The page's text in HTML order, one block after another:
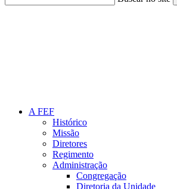
A FEF
Histórico
Missão
Diretores
Regimento
Administração
Congregação
Diretoria da Unidade